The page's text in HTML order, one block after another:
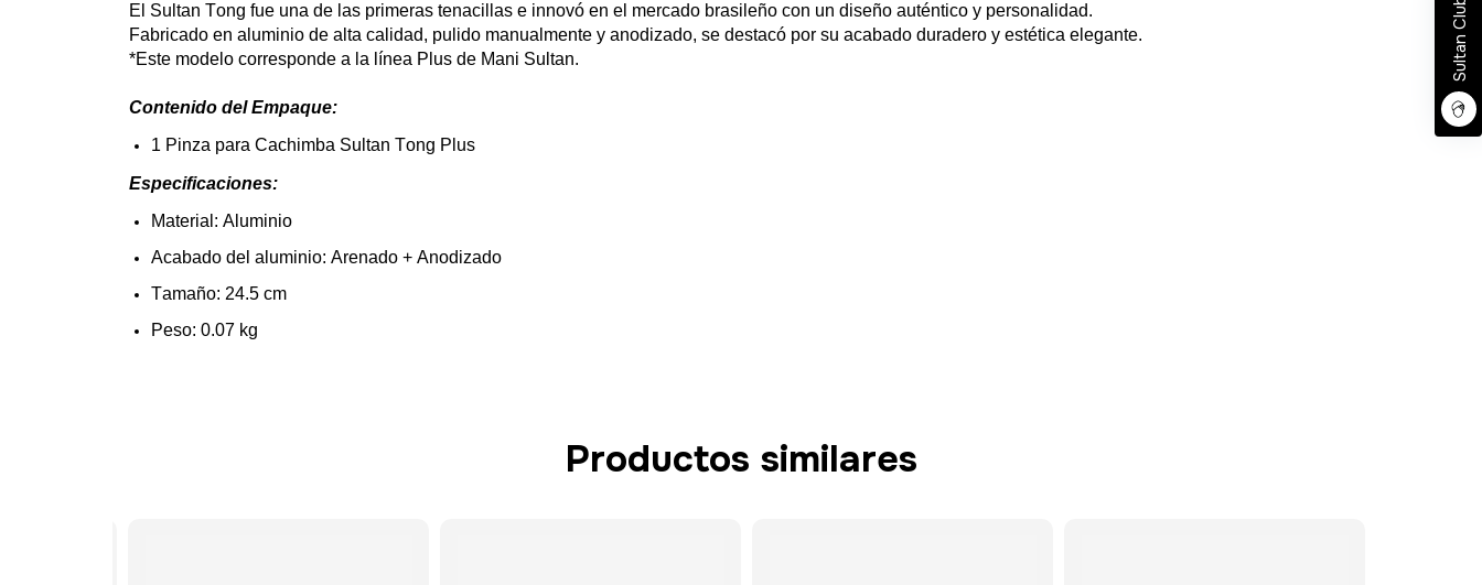
El Sultan Tong fue una de las primeras tenacillas e innovó en el mercado brasileño con un diseño auténtico y personalidad.
Fabricado en aluminio de alta calidad, pulido manualmente y anodizado, se destacó por su acabado duradero y estética elegante.
*Este modelo corresponde a la línea Plus de Mani Sultan.
Contenido delEmpaque:
1 Pinza para Cachimba Sultan Tong Plus
Especificaciones:
Material: Aluminio
Acabado del aluminio: Arenado + Anodizado
Tamaño: 24.5 cm
Peso: 0.07 kg
Productos similares
Sultan Club